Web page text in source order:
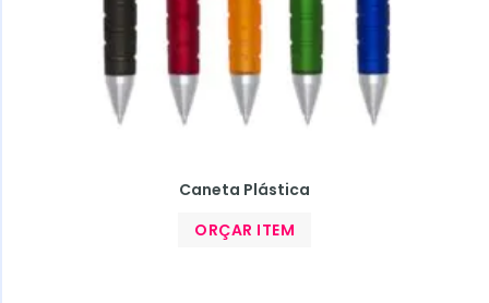
Caneta Plástica
ORÇAR ITEM